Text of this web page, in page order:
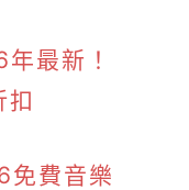
最新！
扣
費音樂